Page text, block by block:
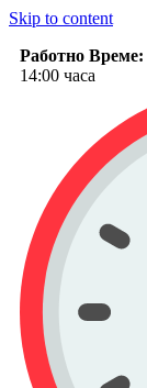
Skip to content
Работно Време:
14:00 часа